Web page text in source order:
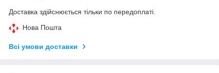
Доставка здійснюється тільки по передоплаті.
Нова Пошта
Всі умови доставки